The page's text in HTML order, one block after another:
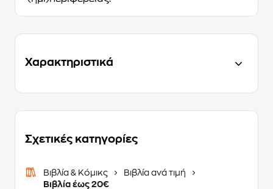
Χαρακτηριστικά
Σχετικές κατηγορίες
Βιβλία & Κόμικς
Βιβλία ανά τιμή
Βιβλία έως 20€